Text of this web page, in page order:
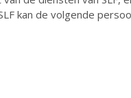
kan de volgende